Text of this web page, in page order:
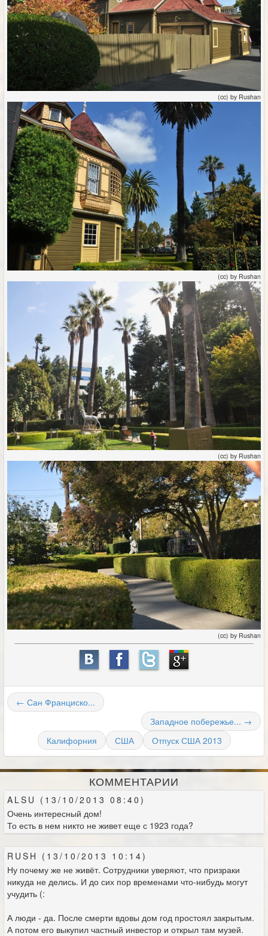
(cc) by Rushan
(cc) by Rushan
(cc) by Rushan
(cc) by Rushan
← Сан Франциско...
Западное побережье... →
Калифорния
США Отпуск США 2013
КОММЕНТАРИИ
ALSU (13/10/2013 08:40)
Очень интересный дом!
То есть в нем никто не живет еще с 1923 года?
RUSH (13/10/2013 10:14)
Ну почему же не живёт. Сотрудники уверяют, что призраки
никуда не делись. И до сих пор временами что-нибудь могут
учудить (:
А люди - да. После смерти вдовы дом год простоял закрытым.
А потом его выкупил частный инвестор и открыл там музей.